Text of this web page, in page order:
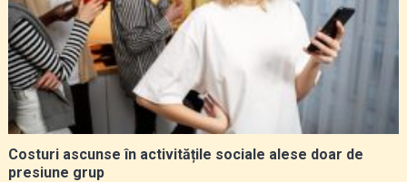
Costuri ascunse în activitățile sociale alese doar de
presiune grup